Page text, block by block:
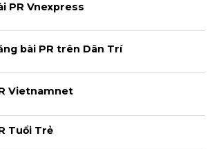
PR Vnexpress
bài PR trên Dân Trí
Vietnamnet
Tuổi Trẻ